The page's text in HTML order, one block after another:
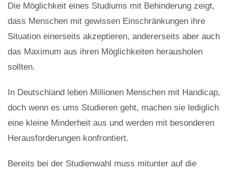
Die Möglichkeit eines Studiums mit Behinderung zeigt,
dass Menschen mit gewissen Einschränkungen ihre
Situation einerseits akzeptieren, andererseits aber auch
das Maximum aus ihren Möglichkeiten herausholen
sollten.
In Deutschland leben Millionen Menschen mit Handicap,
doch wenn es ums Studieren geht, machen sie lediglich
eine kleine Minderheit aus und werden mit besonderen
Herausforderungen konfrontiert.
Bereits bei der Studienwahl muss mitunter auf die